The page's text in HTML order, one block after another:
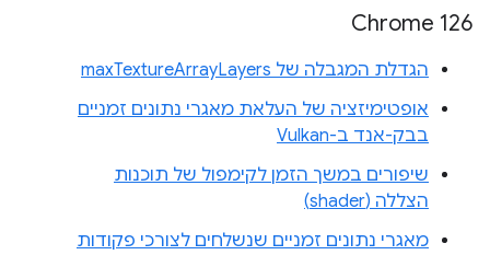
Chrome 126
הגדלת המגבלה של maxTextureArrayLayers
אופטימיזציה של העלאת מאגרי נתונים זמניים
בבק-אנד ב-Vulkan
שיפורים במשך הזמן לקימפול של תוכנות
הצללה (shader)
מאגרי נתונים זמניים שנשלחים לצורכי פקודות